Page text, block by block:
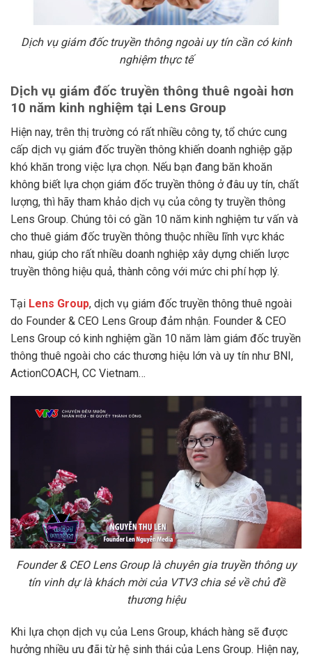
Dịch vụ giám đốc truyền thông ngoài uy tín cần có kinh
nghiệm thực tế
Dịch vụ giám đốc truyền thông thuê ngoài hơn
10 năm kinh nghiệm tại Lens Group
Hiện nay, trên thị trường có rất nhiều công ty, tổ chức cung
cấp dịch vụ giám đốc truyền thông khiến doanh nghiệp gặp
khó khăn trong việc lựa chọn. Nếu bạn đang băn khoăn
không biết lựa chọn giám đốc truyền thông ở đâu uy tín, chất
lượng, thì hãy tham khảo dịch vụ của công ty truyền thông
Lens Group. Chúng tôi có gần 10 năm kinh nghiệm tư vấn và
cho thuê giám đốc truyền thông thuộc nhiều lĩnh vực khác
nhau, giúp cho rất nhiều doanh nghiệp xây dựng chiến lược
truyền thông hiệu quả, thành công với mức chi phí hợp lý.
Tại Lens Group, dịch vụ giám đốc truyền thông thuê ngoài
do Founder & CEO Lens Group đảm nhận. Founder & CEO
Lens Group có kinh nghiệm gần 10 năm làm giám đốc truyền
thông thuê ngoài cho các thương hiệu lớn và uy tín như BNI,
ActionCOACH, CC Vietnam…
Founder & CEO Lens Group là chuyên gia truyền thông uy
tín vinh dự là khách mời của VTV3 chia sẻ về chủ đề
thương hiệu
Khi lựa chọn dịch vụ của Lens Group, khách hàng sẽ được
hưởng nhiều ưu đãi từ hệ sinh thái của Lens Group. Hiện nay,